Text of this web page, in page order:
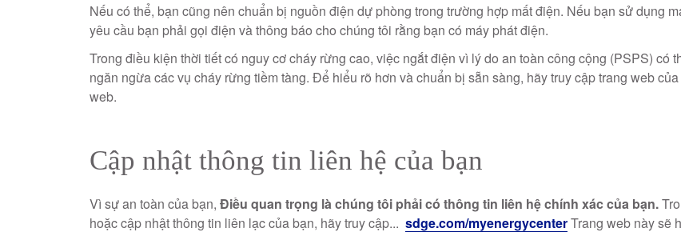
Nếu có thể, bạn cũng nên chuẩn bị nguồn điện dự phòng trong trường hợp mất điện. Nếu bạn sử dụng
yêu cầu bạn phải gọi điện và thông báo cho chúng tôi rằng bạn có máy phát điện.
Trong điều kiện thời tiết có nguy cơ cháy rừng cao, việc ngắt điện vì lý do an toàn công cộng (PSPS)
ngăn ngừa các vụ cháy rừng tiềm tàng. Để hiểu rõ hơn và chuẩn bị sẵn sàng, hãy truy cập trang web
web.
Cập nhật thông tin liên hệ của bạn
Vì sự an toàn của bạn, Điều quan trọng là chúng tôi phải có thông tin liên hệ chính xác của bạn.
hoặc cập nhật thông tin liên lạc của bạn, hãy truy cập... sdge.com/myenergycenterTrang web này sẽ